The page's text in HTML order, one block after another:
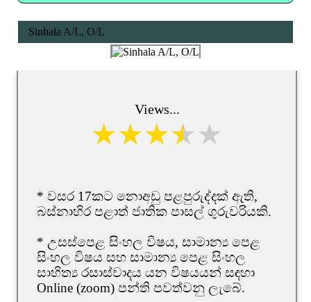
Sinhala A/L, O/L
Views...
* වසර 17කට නොඅඩු පළපුරුද්දක් ඇති,
බස්නාහිර පළාත් ජාතික පාසල් ගුරුවරියකි.
* උසස්පෙළ සිංහල විෂය, සාමාන්‍ය පෙළ
සිංහල විෂය සහ සාමාන්‍ය පෙළ සිංහල
සාහිත්‍ය රසාස්වාදය යන විෂයයන් සඳහා
Online (zoom) පන්ති පවත්වනු ලැබේ.